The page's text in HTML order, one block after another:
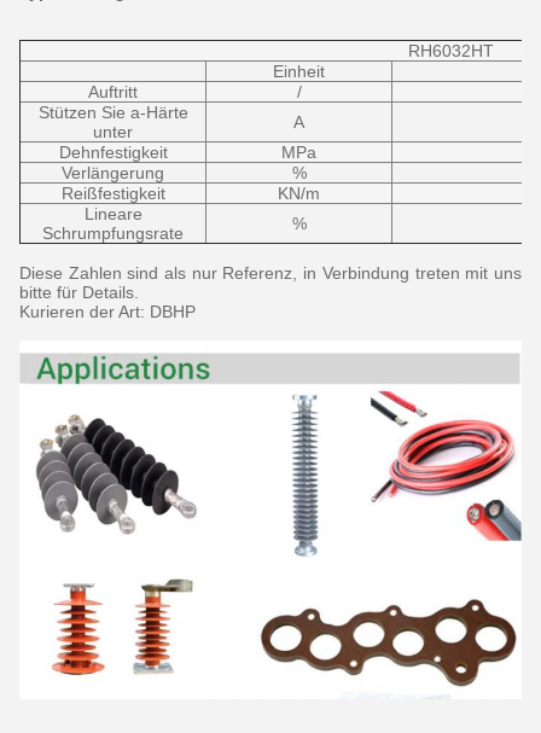
RH6032HT
Einheit
Auftritt
/
Stützen Sie a-Härte
unter
A
Dehnfestigkeit
MPa
Verlängerung
%
Reißfestigkeit
KN/m
Lineare
Schrumpfungsrate
%
Diese Zahlen sind als nur Referenz, in Verbindung treten mit uns
bitte für Details.
Kurieren der Art: DBHP